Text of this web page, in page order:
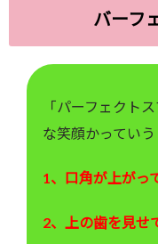
バーフ
「パーフェクト
な笑顔かっていう
1、口角が上がっ
2、上の歯を見せ